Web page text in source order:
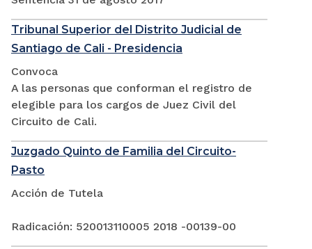
Tribunal Superior del Distrito Judicial de
Santiago de Cali - Presidencia
Convoca
A las personas que conforman el registro de
elegible para los cargos de Juez Civil del
Circuito de Cali.
Juzgado Quinto de Familia del Circuito-
Pasto
Acción de Tutela
Radicación: 520013110005 2018 -00139-00